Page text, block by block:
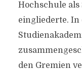
Hochschule
eingliederte. In
den Gremien